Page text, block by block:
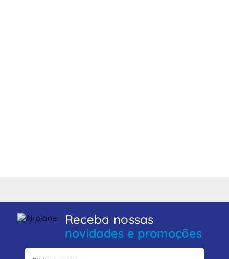
Receba nossas
novidades e promoções